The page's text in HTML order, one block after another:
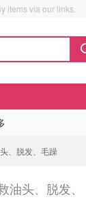
items via our links.
、脱发、毛躁
头、脱发、